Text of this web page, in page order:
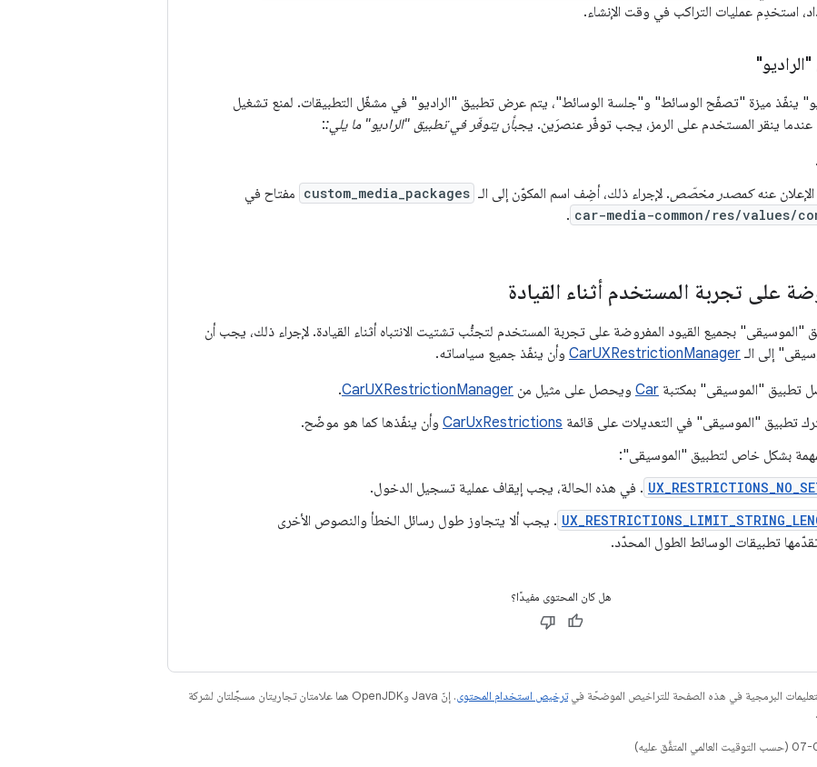
استخدِم عمليات التراكب في وقت الإنشاء.
ينفّذ ميزة "تصفّح الوسائط" و"جلسة الوسائط"، يتم عرض تطبيق "الراديو" في مشغّل التطبيقات. لمنع تشغيل
ينقر المستخدم على الرمز، يجب توفّر عنصرَين. يجبأن يتوفّر في تطبيق "الراديو" ما يلي::
.
عنهكمصدر مخصّص. لإجراء ذلك، أضِف اسم المكوّن إلى الـ custom_media_packages مفتاح في
car-media-common/res/values/
.
على تجربة المستخدم أثناء القيادة
"الموسيقى" بجميع القيود المفروضة على تجربة المستخدم لتجنُّب تشتيت الانتباه أثناء القيادة. لإجراء ذلك، يجب أن
إلى الـ CarUXRestrictionManager وأن ينفّذ جميع سياساته.
تطبيق "الموسيقى" بمكتبة Car ويحصل على مثيل من CarUXRestrictionManager
.
تطبيق "الموسيقى" في التعديلات على قائمة CarUxRestrictions وأن ينفّذها كما هو موضّح.
بشكل خاص لتطبيق "الموسيقى":
. في هذه الحالة، يجب إيقاف عملية تسجيل الدخول.
. يجب ألا يتجاوز طول رسائل الخطأ والنصوص الأخرى
تطبيقات الوسائط الطول المحدّد.
هل كان المحتوى مفيدًا؟
البرمجية في هذه الصفحة للتراخيص الموضحّة فيترخيص استخدام المحتوى
. إنّ Java وOpenJDK هما علامتان تجاريتان مسجَّلتان لشركة